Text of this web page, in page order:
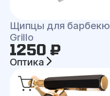
Щипцы для барбекю
Grillo
1250 ₽
Оптика